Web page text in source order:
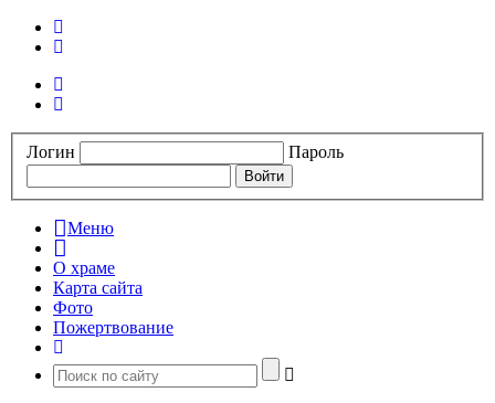
Логин Пароль
Меню
О храме
Карта сайта
Фото
Пожертвование